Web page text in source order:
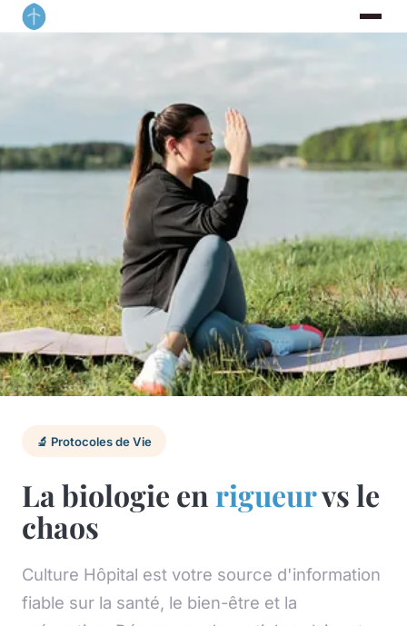
🔬 Protocoles de Vie
La biologie en rigueurvs le
chaos
Culture Hôpital est votre source d'information
fiable sur la santé, le bien-être et la